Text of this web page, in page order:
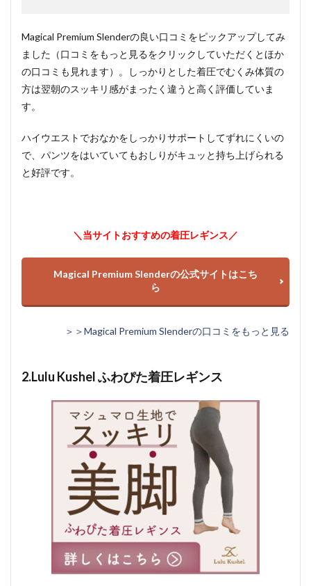
Magical Premium Slenderの良い口コミをピックアップしてみ
ました（口コミをもっと見るをクリックしていただくとほか
の口コミも見れます）。しっかりとした着圧でむくみ体質の
方は翌朝のスッキリ感がまったく違うと高く評価していま
す。
ハイウエストでおなかをしっかりサポートしてずれにくいの
で、パンツをはいていてもおしりがキュッと持ち上げられる
と好評です。
＼当サイトおすすめの着圧レギンス／
Magical Premium Slenderの公式サイトはこち
ら
＞＞Magical Premium Slenderの口コミをもっと見る
2.Lulu Kushel ふわぴた着圧レギンス